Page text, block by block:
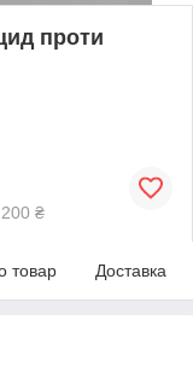
проти
₴
товар Доставка